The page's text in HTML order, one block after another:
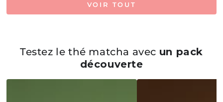
VOIR TOUT
Testez le thé matcha avec un pack
découverte